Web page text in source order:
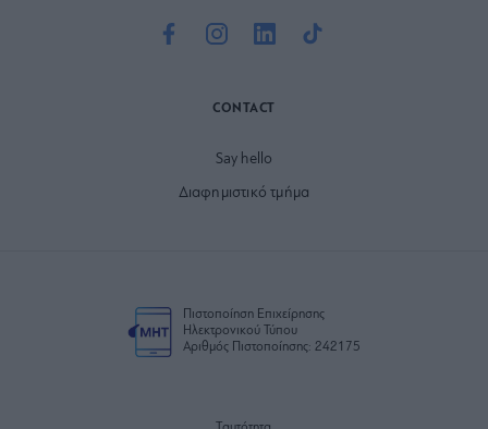
CONTACT
Say hello
Διαφημιστικό τμήμα
Πιστοποίηση Επιχείρησης
Ηλεκτρονικού Τύπου
Αριθμός Πιστοποίησης: 242175